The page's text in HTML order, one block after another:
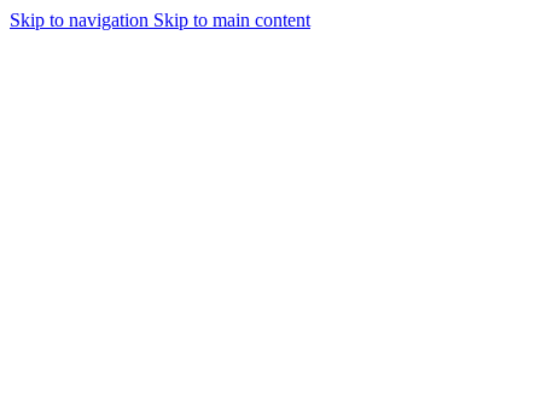
Skip to navigation Skip to main content